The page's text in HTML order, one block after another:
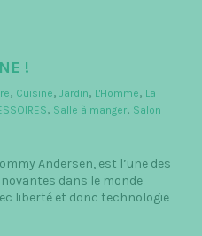
!
, Cuisine, Jardin, L'Homme, La
, Salle à manger, Salon
Andersen, est l’une des
dans le monde
liberté et donc technologie